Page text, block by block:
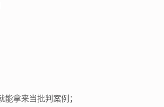
拿来当批判案例；